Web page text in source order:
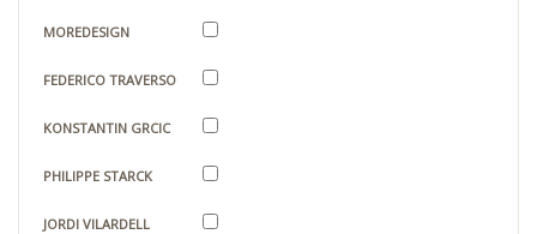
MOREDESIGN
FEDERICO TRAVERSO
KONSTANTIN GRCIC
PHILIPPE STARCK
JORDI VILARDELL